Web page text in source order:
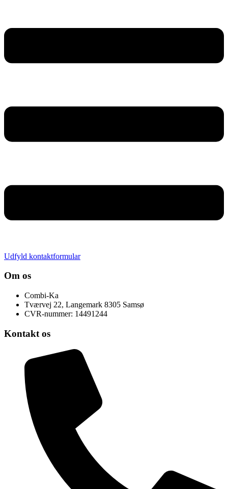
Udfyld kontaktformular
Om os
Combi-Ka
Tværvej 22, Langemark 8305 Samsø
CVR-nummer: 14491244
Kontakt os